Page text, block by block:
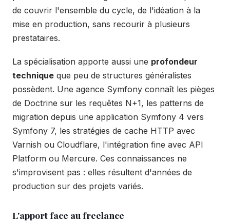
de couvrir l'ensemble du cycle, de l'idéation à la
mise en production, sans recourir à plusieurs
prestataires.
La spécialisation apporte aussi une profondeur
technique que peu de structures généralistes
possèdent. Une agence Symfony connaît les pièges
de Doctrine sur les requêtes N+1, les patterns de
migration depuis une application Symfony 4 vers
Symfony 7, les stratégies de cache HTTP avec
Varnish ou Cloudflare, l'intégration fine avec API
Platform ou Mercure. Ces connaissances ne
s'improvisent pas : elles résultent d'années de
production sur des projets variés.
L'apport face au freelance